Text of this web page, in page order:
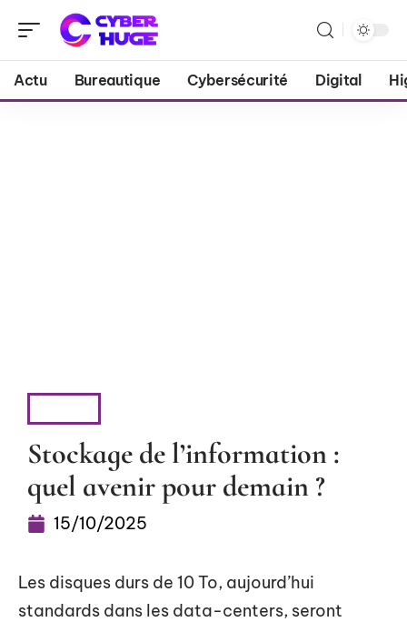
Actu Bureautique Cybersécurité Digital
Stockage de l’information :
quel avenir pour demain ?
15/10/2025
Les disques durs de 10 To, aujourd’hui
standards dans les data-centers, seront